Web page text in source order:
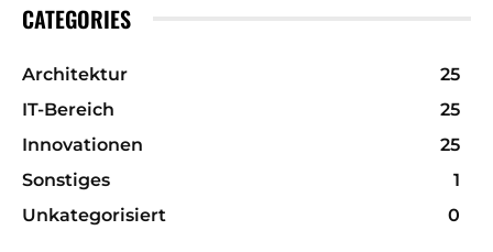
CATEGORIES
Architektur
25
IT-Bereich
25
Innovationen
25
Sonstiges
1
Unkategorisiert
0